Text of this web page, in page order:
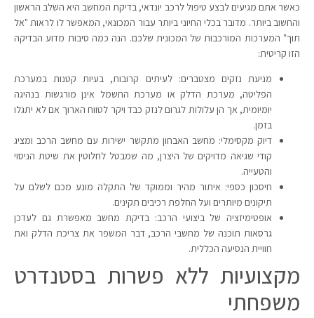
כאשר אתם מגיעים לבצע טיפול לרכב יונדאי, בדיקת המחשב היא השלב הראשון
והחשוב ביותר. מדובר בכלי החיוני ביותר עבור המכונאי, המאפשר לו לראות "אל
תוך" המערכות המורכבות של המכונית שלכם. הנה כמה סיבות מדוע הבדיקה
הזו קריטית:
מניעת נזקים מצטברים: לעיתים קרובות, בעיות קטנות במערכת
הפליטה, מערכת הדלק או מערכת החשמל אינן מורגשות בנהיגה
יומיומית, אך הן עלולות לגרום לנזק כבד ויקר לטווח הארוך אם לא יתגלו
בזמן.
דיוק מקסימלי: מחשב האבחון מתקשר ישירות עם מחשב הרכב ומציג
קודי שגיאה מדויקים של היצרן, מה שמבטל לחלוטין את שיטת הניסוי
והטעייה.
חיסכון כספי: איתור מהיר וממוקד של התקלה מונע מכם לשלם על
תיקונים מיותרים ועל החלפת רכיבים תקינים.
אופטימיזציה של ביצועי הרכב: בדיקת מחשב מאפשרת גם לעדכן
גרסאות תוכנה של מחשבי הרכב, דבר המשפר את צריכת הדלק ואת
חוויית הנסיעה הכללית.
מקצועיות ללא פשרות בסטנדרט
משפחתי